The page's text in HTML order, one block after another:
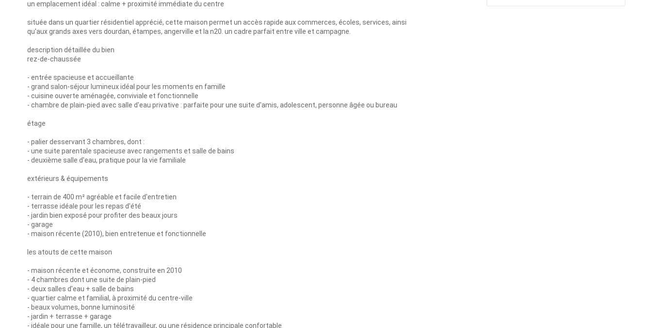
un emplacement idéal : calme + proximité immédiate du centre
située dans un quartier résidentiel apprécié, cette maison permet un accès rapide aux commerces, écoles, services, ainsi
qu'aux grands axes vers dourdan, étampes, angerville et la n20. un cadre parfait entre ville et campagne.
description détaillée du bien
rez-de-chaussée
- entrée spacieuse et accueillante
- grand salon-séjour lumineux idéal pour les moments en famille
- cuisine ouverte aménagée, conviviale et fonctionnelle
- chambre de plain-pied avec salle d'eau privative : parfaite pour une suite d'amis, adolescent, personne âgée ou bureau
étage
- palier desservant 3 chambres, dont :
- une suite parentale spacieuse avec rangements et salle de bains
- deuxième salle d'eau, pratique pour la vie familiale
extérieurs & équipements
- terrain de 400 m² agréable et facile d'entretien
- terrasse idéale pour les repas d'été
- jardin bien exposé pour profiter des beaux jours
- garage
- maison récente (2010), bien entretenue et fonctionnelle
les atouts de cette maison
- maison récente et économe, construite en 2010
- 4 chambres dont une suite de plain-pied
- deux salles d'eau + salle de bains
- quartier calme et familial, à proximité du centre-ville
- beaux volumes, bonne luminosité
- jardin + terrasse + garage
- idéale pour une famille, un télétravailleur, ou une résidence principale confortable